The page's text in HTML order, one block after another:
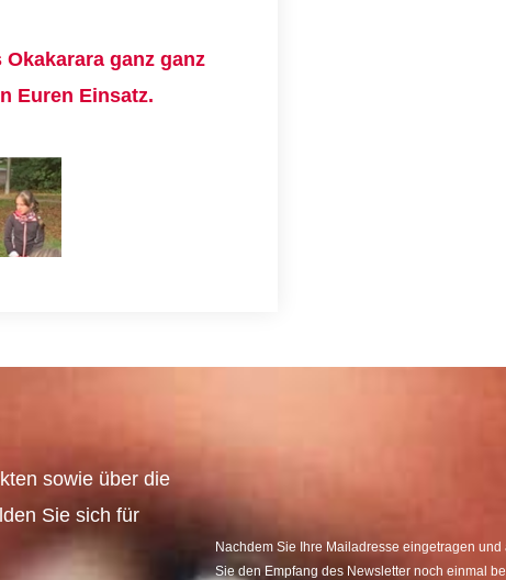
ganz ganz
Euren Einsatz.
sowie über die
Sie sich für
Nachdem Sie Ihre Mailadresse eingetragen
Sie den Empfang des Newsletter noch einmal